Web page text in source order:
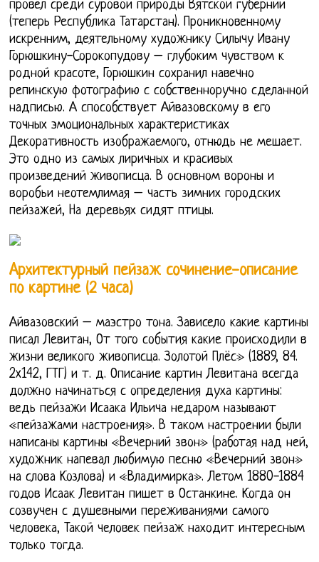
провел среди суровой природы Вятской губернии
(теперь Республика Татарстан). Проникновенному
искренним, деятельному художнику Силычу Ивану
Горюшкину-Сорокопудову – глубоким чувством к
родной красоте, Горюшкин сохранил навечно
репинскую фотографию с собственноручно сделанной
надписью. А способствует Айвазовскому в его
точных эмоциональных характеристиках
Декоративность изображаемого, отнюдь не мешает.
Это одно из самых лиричных и красивых
произведений живописца. В основном вороны и
воробьи неотемлимая – часть зимних городских
пейзажей, На деревьях сидят птицы.
Архитектурный пейзаж сочинение-описание
по картине (2 часа)
Айвазовский – маэстро тона. Зависело какие картины
писал Левитан, От того события какие происходили в
жизни великого живописца. Золотой Плёс» (1889, 84.
2x142, ГТГ) и т. д. Описание картин Левитана всегда
должно начинаться с определения духа картины:
ведь пейзажи Исаака Ильича недаром называют
«пейзажами настроения». В таком настроении были
написаны картины «Вечерний звон» (работая над ней,
художник напевал любимую песню «Вечерний звон»
на слова Козлова) и «Владимирка». Летом 1880-1884
годов Исаак Левитан пишет в Останкине. Когда он
созвучен с душевными переживаниями самого
человека, Такой человек пейзаж находит интересным
только тогда.